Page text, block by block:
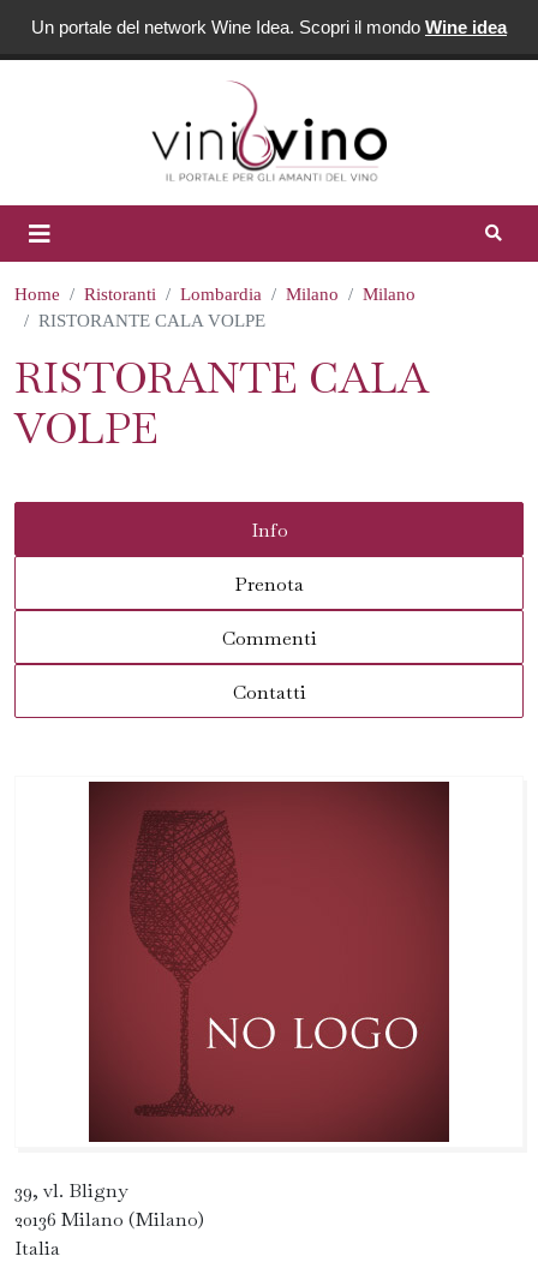
Un portale del network Wine Idea. Scopri il mondo Wine idea
Home Ristoranti Lombardia Milano
Milano
RISTORANTE CALA VOLPE
RISTORANTE CALA
VOLPE
Info
Prenota
Commenti
Contatti
39, vl. Bligny
20136 Milano (Milano)
Italia